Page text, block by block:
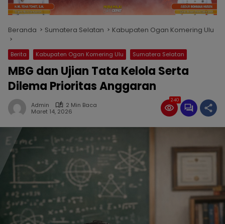
Beranda Sumatera Selatan Kabupaten Ogan Komering Ulu
Berita Kabupaten Ogan Komering Ulu Sumatera Selatan
MBG dan Ujian Tata Kelola Serta
Dilema Prioritas Anggaran
Admin
2 Min Baca
Maret 14, 2026
240